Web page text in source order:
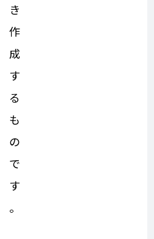
き
作
成
す
る
も
の
で
す
。